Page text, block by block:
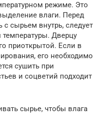
режиме. Это
влаги. Перед
с сырьем внутрь, следует
температуры. Дверцу
приоткрытой. Если в
его необходимо
сушить при
и соцветий подходит
сырье, чтобы влага